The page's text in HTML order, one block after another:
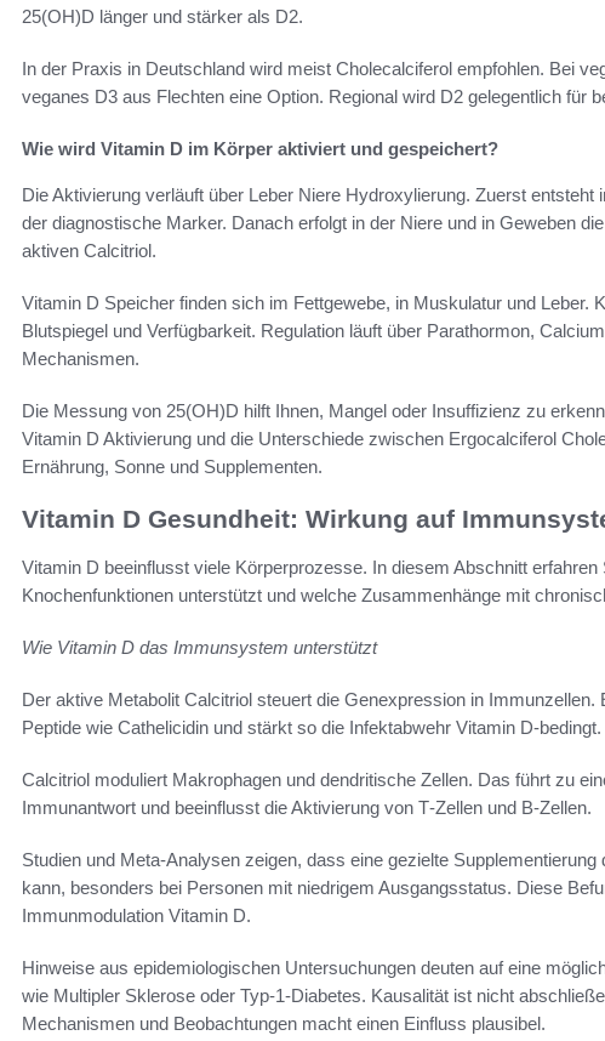
25(OH)D länger und stärker als D2.
In der Praxis in Deutschland wird meist Cholecalciferol empfohlen. Bei
veganes D3 aus Flechten eine Option. Regional wird D2 gelegentlich für
Wie wird Vitamin D im Körper aktiviert und gespeichert?
Die Aktivierung verläuft über Leber Niere Hydroxylierung. Zuerst
der diagnostische Marker. Danach erfolgt in der Niere und in Geweben
aktiven Calcitriol.
Vitamin D Speicher finden sich im Fettgewebe, in Muskulatur und Leber.
Blutspiegel und Verfügbarkeit. Regulation läuft über Parathormon,
Mechanismen.
Die Messung von 25(OH)D hilft Ihnen, Mangel oder Insuffizienz zu
Vitamin D Aktivierung und die Unterschiede zwischen Ergocalciferol
Ernährung, Sonne und Supplementen.
Vitamin D Gesundheit: Wirkung auf
Vitamin D beeinflusst viele Körperprozesse. In diesem Abschnitt
Knochenfunktionen unterstützt und welche Zusammenhänge mit
Wie Vitamin D das Immunsystem unterstützt
Der aktive Metabolit Calcitriol steuert die Genexpression in Immunzellen.
Peptide wie Cathelicidin und stärkt so die Infektabwehr Vitamin D-bedingt.
Calcitriol moduliert Makrophagen und dendritische Zellen. Das führt zu
Immunantwort und beeinflusst die Aktivierung von T‑Zellen und B‑Zellen.
Studien und Meta-Analysen zeigen, dass eine gezielte
kann, besonders bei Personen mit niedrigem Ausgangsstatus. Diese
Immunmodulation Vitamin D.
Hinweise aus epidemiologischen Untersuchungen deuten auf eine
wie Multipler Sklerose oder Typ‑1‑Diabetes. Kausalität ist nicht
Mechanismen und Beobachtungen macht einen Einfluss plausibel.